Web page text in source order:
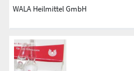
WALA Heilmittel GmbH